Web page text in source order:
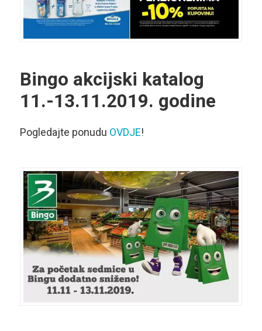
Bingo akcijski katalog
11.-13.11.2019. godine
Pogledajte ponudu OVDJE!